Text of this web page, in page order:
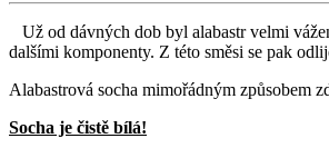
Už od dávných dob byl alabastr velmi
dalšími komponenty. Z této směsi se pak
Alabastrová socha mimořádným způsobem
Socha je čistě bílá!